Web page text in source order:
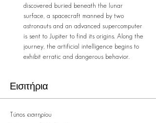
discovered buried beneath the lunar
surface, a spacecraft manned by two
astronauts and an advanced supercomputer
is sent to Jupiter to find its origins. Along the
journey, the artificial intelligence begins to
exhibit erratic and dangerous behavior.
Εισιτήρια
Τύπος εισιτηρίου